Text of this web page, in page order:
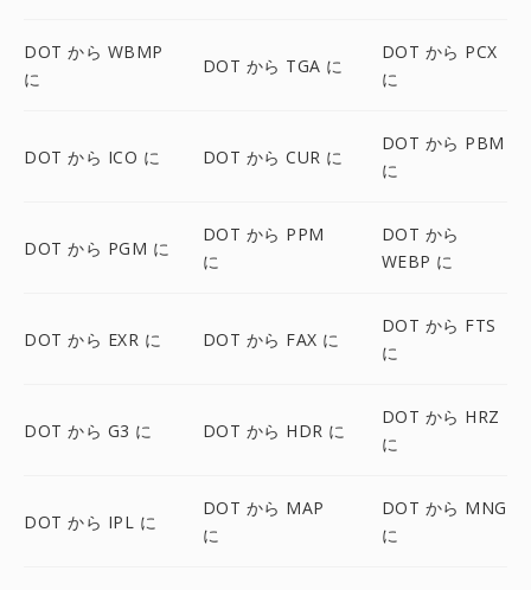
DOT から WBMP
に
DOT から TGA に
DOT から PCX
に
DOT から ICO に DOT から CUR に
DOT から PBM
に
DOT から PGM に
DOT から PPM
に
DOT から
WEBP に
DOT から EXR に DOT から FAX に
DOT から FTS
に
DOT から G3 に DOT から HDR に
DOT から HRZ
に
DOT から IPL に
DOT から MAP
に
DOT から MNG
に